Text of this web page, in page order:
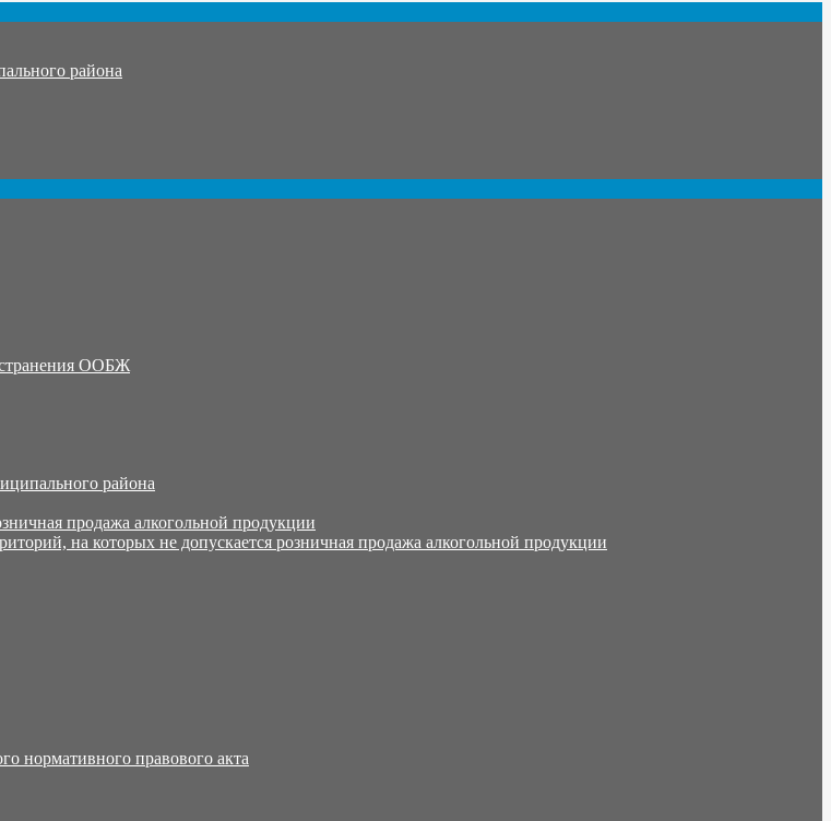
района
ООБЖ
района
продажа алкогольной продукции
на которых не допускается розничная продажа алкогольной продукции
нормативного правового акта